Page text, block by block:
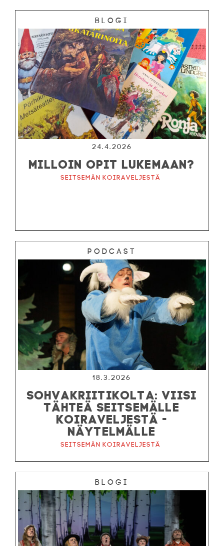
Blogi
24.4.2026
MILLOIN OPIT LUKEMAAN?
Seitsemän koiraveljestä
Podcast
18.3.2026
SOHVAKRIITIKOLTA: VIISI
TÄHTEÄ SEITSEMÄLLE
KOIRAVELJESTÄ -
NÄYTELMÄLLE
Seitsemän koiraveljestä
Blogi